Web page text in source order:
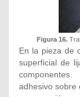
Figura 16.
En la pieza de
superficial de
adhesivo sobre